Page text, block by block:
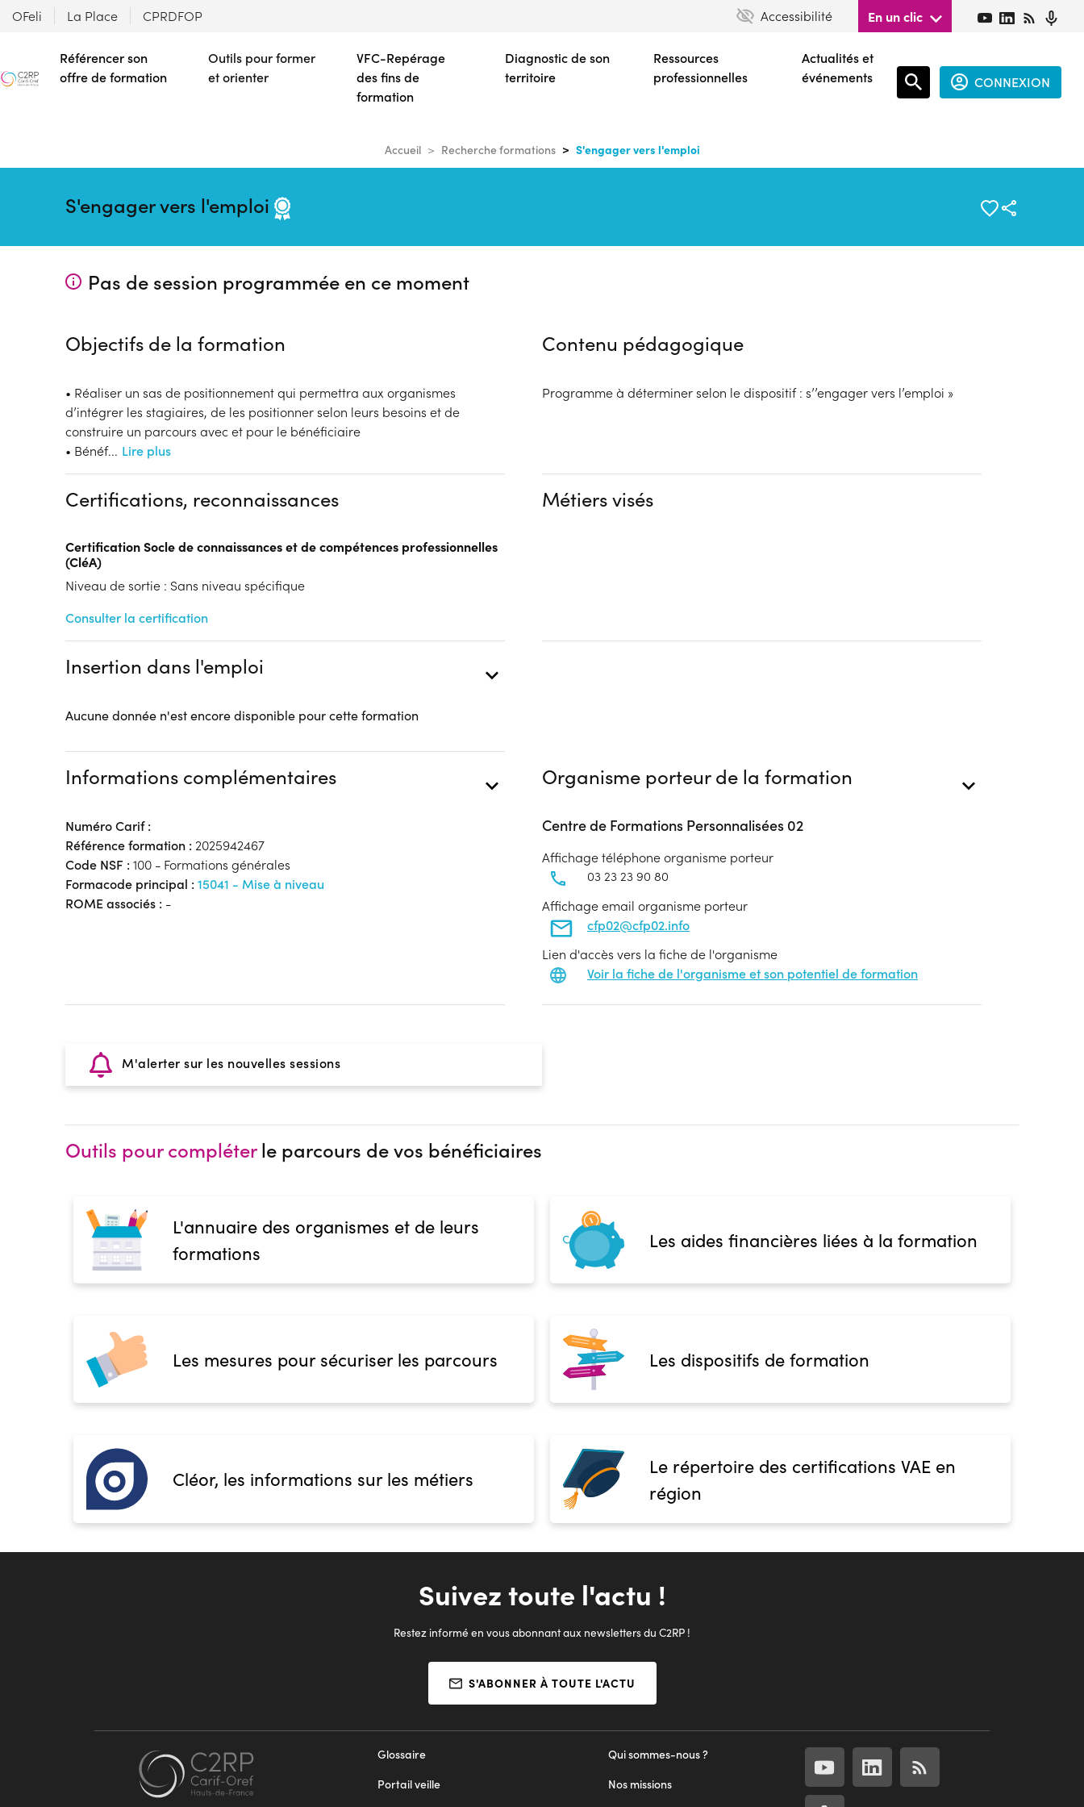
contenu
principal
OFeli La Place CPRDFOP Accessibilité En un clic
Référencer son
offre de formation
Outils pour former
et orienter
VFC-Repérage
des fins de
formation
Diagnostic de son
territoire
Ressources
professionnelles
Actualités et
événements
CONNEXION
Accueil Recherche formations S'engager vers l'emploi
S'engager vers l'emploi
Pas de session programmée en ce moment
Objectifs de la formation
• Réaliser un sas de positionnement qui permettra aux organismes
d’intégrer les stagiaires, de les positionner selon leurs besoins et de
construire un parcours avec et pour le bénéficiaire
• Bénéf... Lire plus
Contenu pédagogique
Programme à déterminer selon le dispositif : s’’engager vers l’emploi »
Certifications, reconnaissances
Certification Socle de connaissances et de compétences professionnelles
(CléA)
Niveau de sortie : Sans niveau spécifique
Consulter la certification
Métiers visés
Insertion dans l'emploi
Aucune donnée n'est encore disponible pour cette formation
Informations complémentaires
Numéro Carif :
Référence formation : 2025942467
Code NSF : 100 - Formations générales
Formacode principal : 15041 - Mise à niveau
ROME associés : -
Organisme porteur de la formation
Centre de Formations Personnalisées 02
Affichage téléphone organisme porteur
03 23 23 90 80
Affichage email organisme porteur
cfp02@cfp02.info
Lien d'accès vers la fiche de l'organisme
Voir la fiche de l'organisme et son potentiel de formation
M'alerter sur les nouvelles sessions
Outils pour compléterle parcours de vos bénéficiaires
L'annuaire des organismes et de leurs
formations
Les aides financières liées à la formation
Les mesures pour sécuriser les parcours Les dispositifs de formation
Cléor, les informations sur les métiers
Le répertoire des certifications VAE en
région
Suivez toute l'actu !
Restez informé en vous abonnant aux newsletters du C2RP !
S'ABONNER À TOUTE L'ACTU
Qui sommes-nous ?
Nos missions
Glossaire
Portail veille